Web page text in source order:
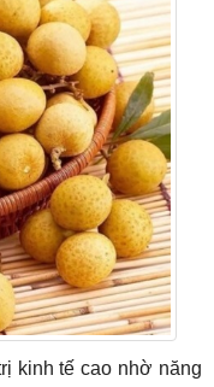
kinh tế cao nhờ năng